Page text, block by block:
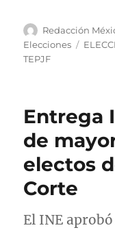
A
u
t
Redacción
Elecciones
E
e
t
a
TEPJF
Entrega
de
electos
Corte
El INE